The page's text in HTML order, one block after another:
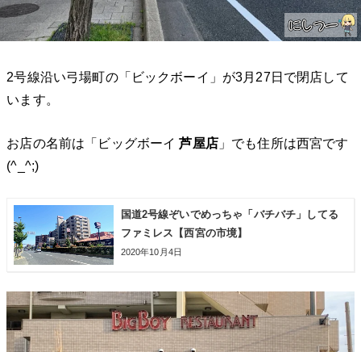
2号線沿い弓場町の「ビックボーイ」が3月27日で閉店して
います。
お店の名前は「ビッグボーイ芦屋店」でも住所は西宮です
(^_^;)
国道2号線ぞいでめっちゃ「バチバチ」してる
ファミレス【西宮の市境】
2020年10月4日